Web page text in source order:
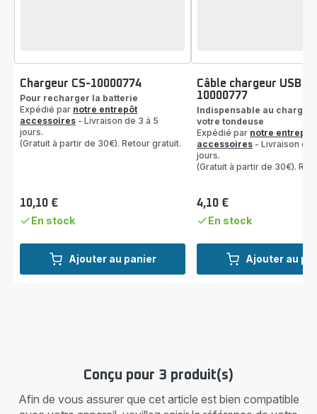
Ajouter au panier
Chargeur CS-10000774
Pour recharger la batterie
Expédié par notre entrepôt
accessoires - Livraison de 3 à 5
jours.
(Gratuit à partir de 30€). Retour gratuit.
Prix
10,10 €
En stock
Ajouter au
Câble chargeur USB
10000777
Indispensable au
votre tondeuse
Expédié par notre entrepôt
accessoires - Livraison de
jours.
(Gratuit à partir de 30€).
Prix
4,10 €
En stock
Conçu pour 3 produit(s)
Afin de vous assurer que cet article est bien compatible